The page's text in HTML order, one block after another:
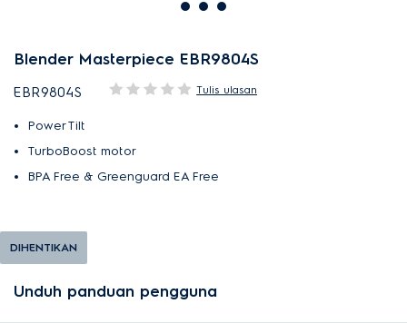
Blender Masterpiece EBR9804S
EBR9804S Tulis ulasan
Power Tilt
TurboBoost motor
BPA Free & Greenguard EA Free
DIHENTIKAN
Unduh panduan pengguna